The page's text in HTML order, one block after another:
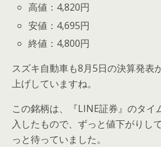
高値：4,820円
安値：4,695円
終値：4,800円
スズキ自動車も8月5日の決算発表
上げしていますね。
この銘柄は、『LINE証券』のタイ
入したもので、ずっと値下がりし
っと待っていました。